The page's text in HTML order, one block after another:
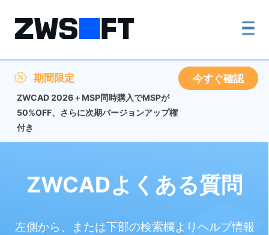
期間限定
ZWCAD 2026＋MSP同時購入でMSPが
50%OFF、さらに次期バージョンアップ権
付き
今すぐ確認
ZWCADよくある質問
左側から、または下部の検索欄よりヘルプ情報